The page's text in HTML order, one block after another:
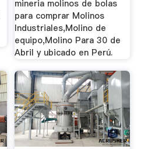
mineria molinos de bolas
para comprar Molinos
Industriales,Molino de
equipo,Molino Para 30 de
Abril y ubicado en Perú.